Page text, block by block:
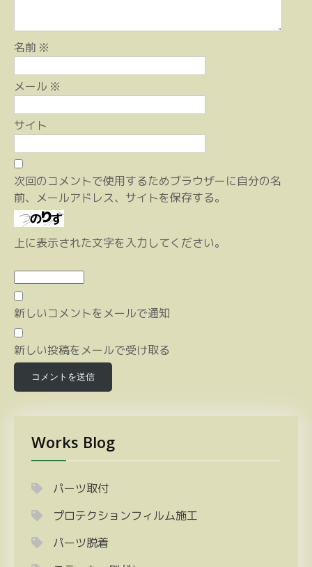
名前 ※
メール ※
サイト
次回のコメントで使用するためブラウザーに自分の名
前、メールアドレス、サイトを保存する。
上に表示された文字を入力してください。
新しいコメントをメールで通知
新しい投稿をメールで受け取る
Works Blog
パーツ取付
プロテクションフィルム施工
パーツ脱着